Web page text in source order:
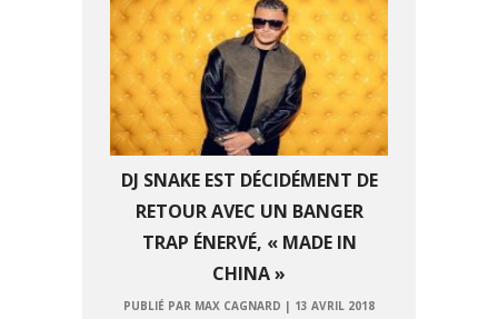
DJ SNAKE EST DÉCIDÉMENT DE
RETOUR AVEC UN BANGER
TRAP ÉNERVÉ, « MADE IN
CHINA »
PUBLIÉ PAR MAX CAGNARD | 13 AVRIL 2018